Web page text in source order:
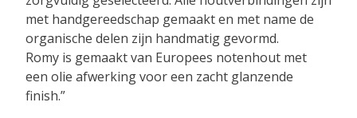
met handgereedschap gemaakt en met name de
organische delen zijn handmatig gevormd.
Romy is gemaakt van Europees notenhout met
een olie afwerking voor een zacht glanzende
finish.”